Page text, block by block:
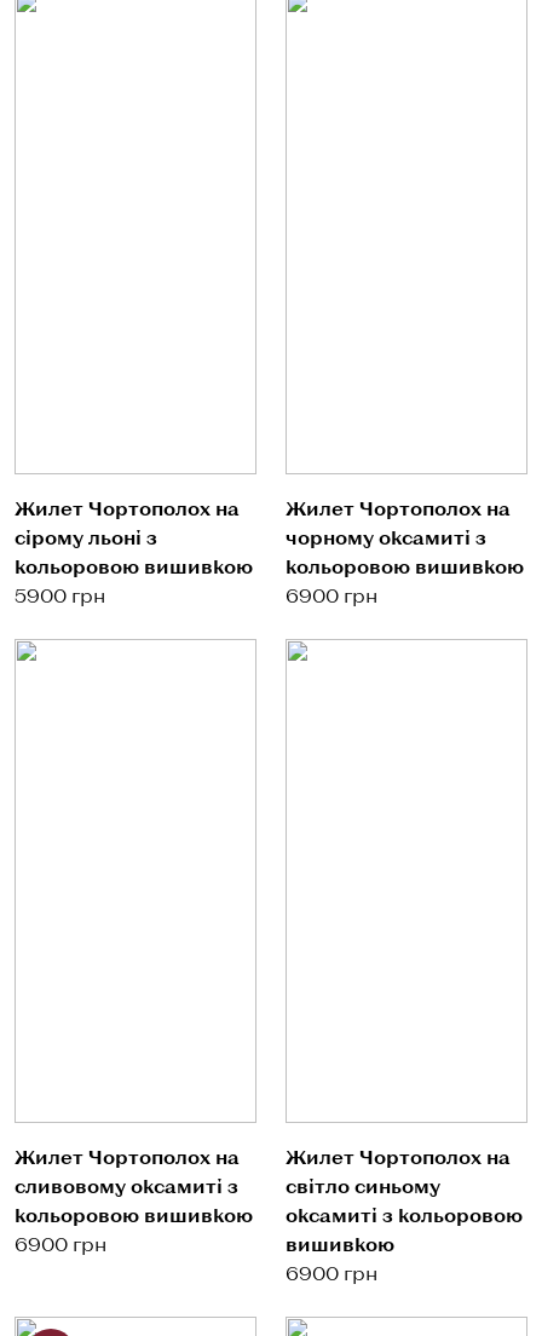
Жилет Чортополох на
сірому льоні з
кольоровою вишивкою
5900 грн
Жилет Чортополох на
чорному оксамиті з
кольоровою вишивкою
6900 грн
Жилет Чортополох на
сливовому оксамиті з
кольоровою вишивкою
6900 грн
Жилет Чортополох на
світло синьому
оксамиті з кольоровою
вишивкою
6900 грн